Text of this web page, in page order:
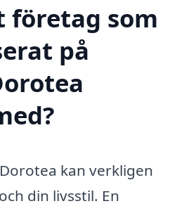
företag som
på
kan verkligen
din livsstil. En